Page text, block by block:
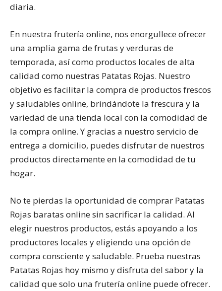
diaria.
En nuestra frutería online, nos enorgullece ofrecer
una amplia gama de frutas y verduras de
temporada, así como productos locales de alta
calidad como nuestras Patatas Rojas. Nuestro
objetivo es facilitar la compra de productos frescos
y saludables online, brindándote la frescura y la
variedad de una tienda local con la comodidad de
la compra online. Y gracias a nuestro servicio de
entrega a domicilio, puedes disfrutar de nuestros
productos directamente en la comodidad de tu
hogar.
No te pierdas la oportunidad de comprar Patatas
Rojas baratas online sin sacrificar la calidad. Al
elegir nuestros productos, estás apoyando a los
productores locales y eligiendo una opción de
compra consciente y saludable. Prueba nuestras
Patatas Rojas hoy mismo y disfruta del sabor y la
calidad que solo una frutería online puede ofrecer.